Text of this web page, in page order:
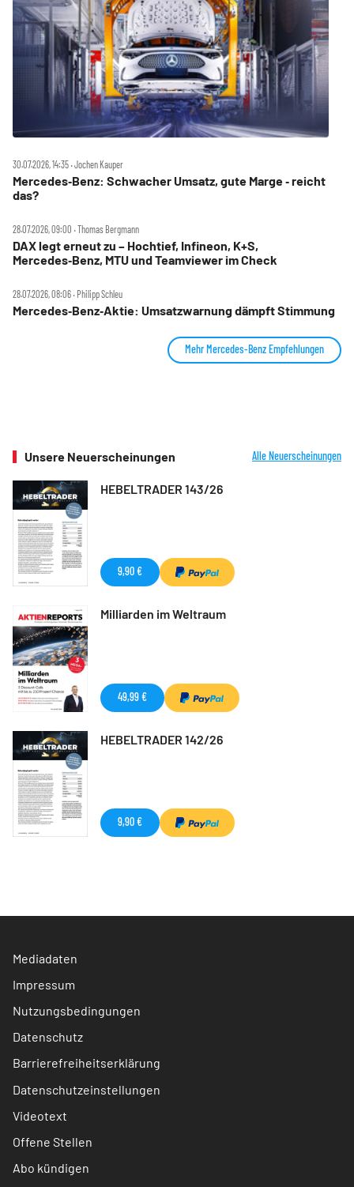
30.07.2026, 14:35 ‧ Jochen Kauper
Mercedes‑Benz: Schwacher Umsatz, gute Marge ‑ reicht
das?
28.07.2026, 09:00 ‧ Thomas Bergmann
DAX legt erneut zu – Hochtief, Infineon, K+S,
Mercedes‑Benz, MTU und Teamviewer im Check
28.07.2026, 08:06 ‧ Philipp Schleu
Mercedes‑Benz‑Aktie: Umsatzwarnung dämpft Stimmung
Mehr Mercedes-Benz Empfehlungen
Unsere Neuerscheinungen Alle Neuerscheinungen
HEBELTRADER 143/26
9,90 €
Milliarden im Weltraum
49,99 €
HEBELTRADER 142/26
9,90 €
Mediadaten
Impressum
Nutzungsbedingungen
Datenschutz
Barrierefreiheitserklärung
Datenschutzeinstellungen
Videotext
Offene Stellen
Abo kündigen